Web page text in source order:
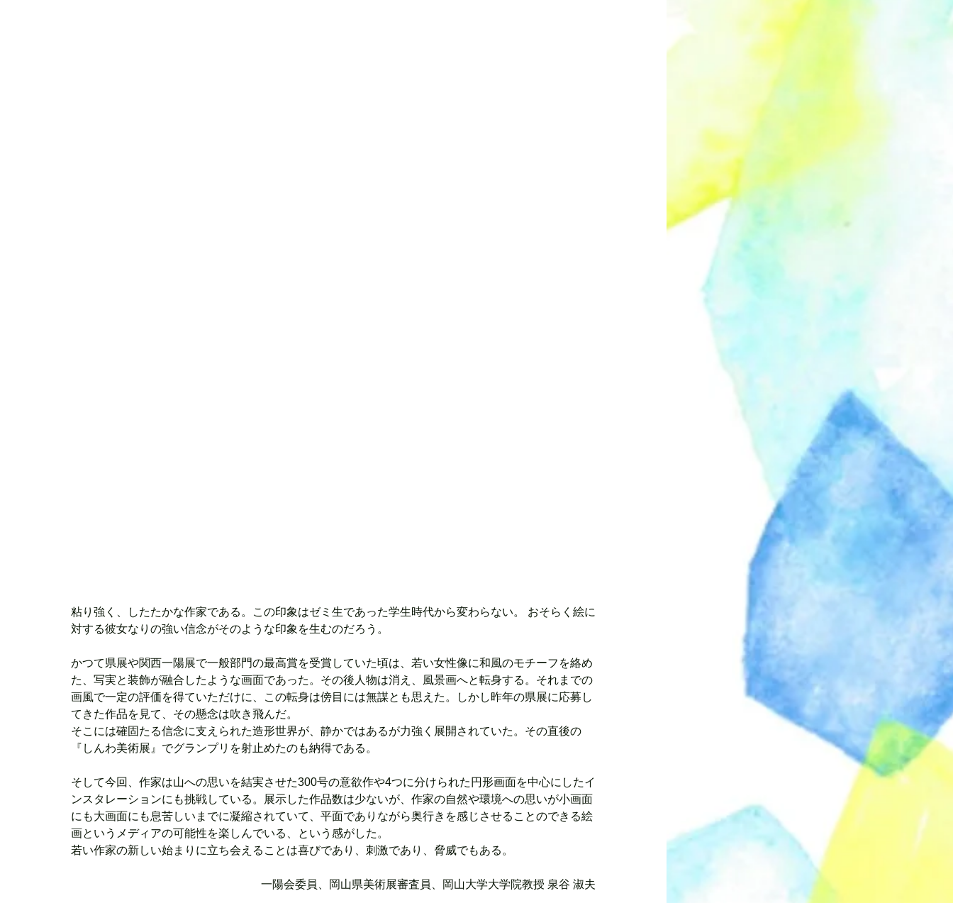
粘り強く、したたかな作家である。この印象はゼミ生であった学生時代から変わらない。 おそらく絵に
対する彼女なりの強い信念がそのような印象を生むのだろう。
かつて県展や関西一陽展で一般部門の最高賞を受賞していた頃は、若い女性像に和風のモチーフを絡め
た、写実と装飾が融合したような画面であった。その後人物は消え、風景画へと転身する。それまでの
画風で一定の評価を得ていただけに、この転身は傍目には無謀とも思えた。しかし昨年の県展に応募し
てきた作品を見て、その懸念は吹き飛んだ。
そこには確固たる信念に支えられた造形世界が、静かではあるが力強く展開されていた。その直後の
『しんわ美術展』でグランプリを射止めたのも納得である。
そして今回、作家は山への思いを結実させた300号の意欲作や4つに分けられた円形画面を中心にしたイ
ンスタレーションにも挑戦している。展示した作品数は少ないが、作家の自然や環境への思いが小画面
にも大画面にも息苦しいまでに凝縮されていて、平面でありながら奥行きを感じさせることのできる絵
画というメディアの可能性を楽しんでいる、という感がした。
若い作家の新しい始まりに立ち会えることは喜びであり、刺激であり、脅威でもある。
一陽会委員、岡山県美術展審査員、岡山大学大学院教授 泉谷 淑夫